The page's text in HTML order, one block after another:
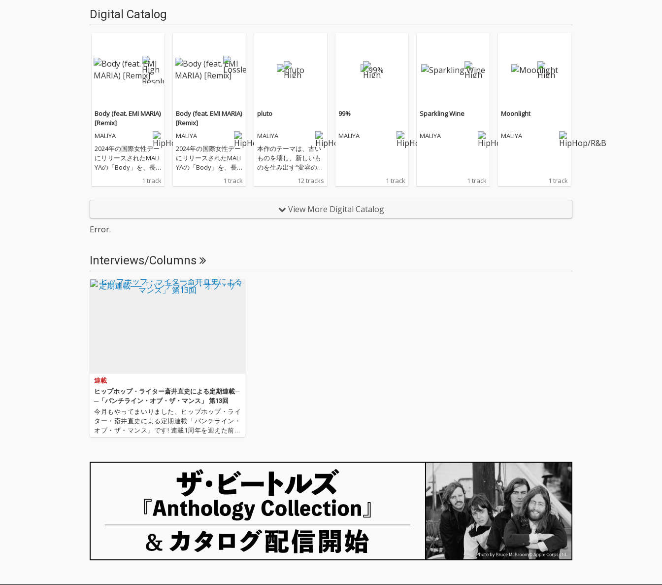
Digital Catalog
Body (feat. EMI MARIA)
[Remix]
MALIYA
2024年の国際女性デー
にリリースされたMALI
YAの「Body」を、長
年親交のあるEMI MARI
AがRemix。 本作は、
して生きるためのアン
ロデューサーとして初
のグラミー賞ノミネー
トを果たしたTOMOKO
IDAが担当。
1 track
Body (feat. EMI MARIA)
[Remix]
MALIYA
2024年の国際女性デー
にリリースされたMALI
YAの「Body」を、長
年親交のあるEMI MARI
AがRemix。 本作は、
ロデューサーとして初
のグラミー賞ノミネー
トを果たしたTOMOKO
IDAが担当。
1 track
pluto
MALIYA
本作のテーマは、古い
ものを壊し、新しいも
のを生み出す“変容の
力”を象徴する冥王星(=
pluto)。現状に満足す
未来へ向かって成長し
続けるという強い意志
スされる本作は、音楽
12 tracks
99%
MALIYA
1 track
Sparkling Wine
MALIYA
1 track
Moonlight
MALIYA
1 track
View More Digital Catalog
Error.
Interviews/Columns
連載
ヒップホップ・ライター斎井直史による定期連載─
─「パンチライン・オブ・ザ・マンス」 第13回
今月もやってまいりました、ヒップホップ・ライ
ター・斎井直史による定期連載「パンチライン・
オブ・ザ・マンス」です! 連載1周年を迎えた前回
はジ・インターネットのヴォーカリストであるシ